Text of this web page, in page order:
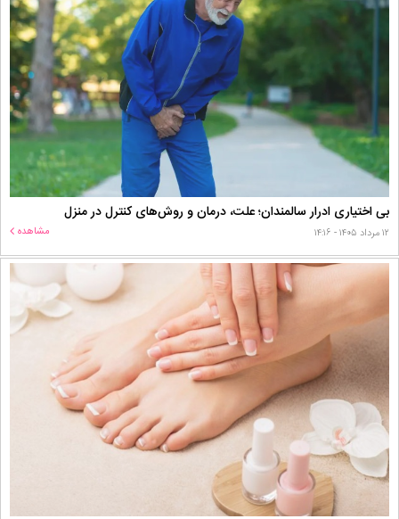
بی اختیاری ادرار سالمندان؛ علت، درمان و روش‌های کنترل در منزل
۱۲ مرداد ۱۴۰۵ - ۱۴:۱۶ مشاهده